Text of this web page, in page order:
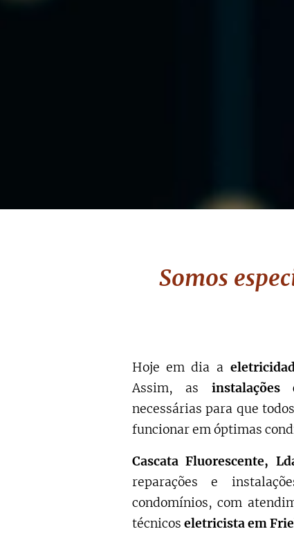
Somos
Hoje em dia a
Assim, as instalações
necessárias para que
funcionar em óptimas
Cascata Fluorescente,
reparações e
condomínios, com
técnicos eletricista em